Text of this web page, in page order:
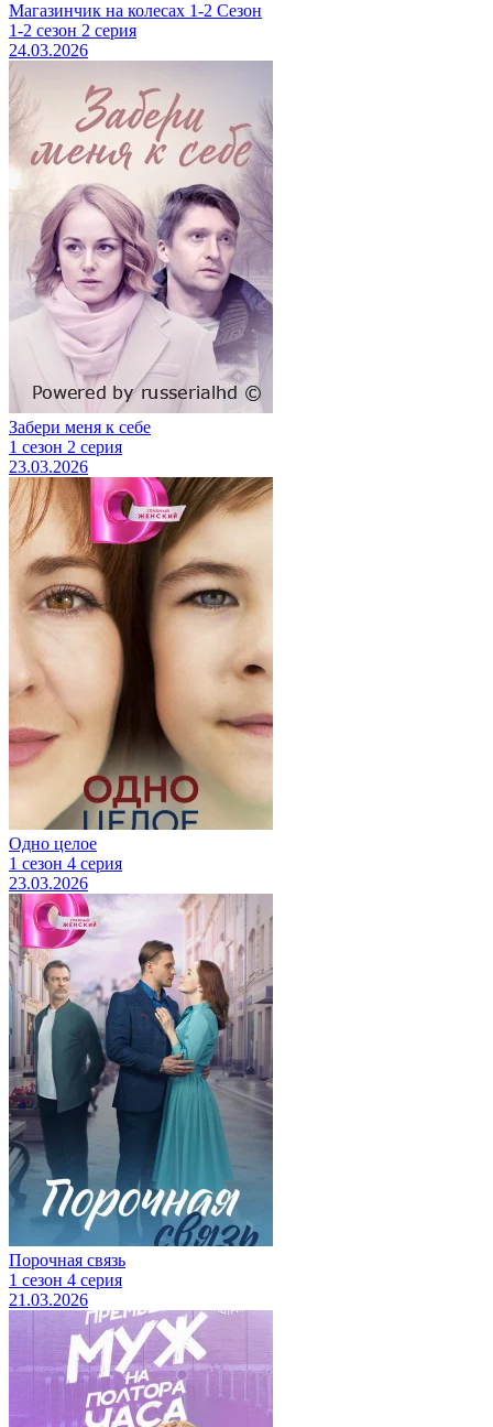
Магазинчик на колесах 1-2 Сезон
1-2 сезон 2 серия
24.03.2026
Забери меня к себе
1 сезон 2 серия
23.03.2026
Одно целое
1 сезон 4 серия
23.03.2026
Порочная связь
1 сезон 4 серия
21.03.2026